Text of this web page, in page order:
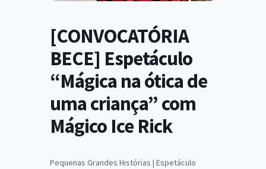
[CONVOCATÓRIA
BECE] Espetáculo
“Mágica na ótica de
uma criança” com
Mágico Ice Rick
Pequenas Grandes Histórias | Espetáculo